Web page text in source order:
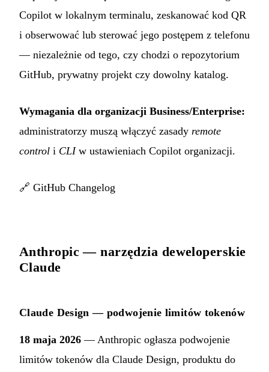
Copilot w lokalnym terminalu, zeskanować kod QR
i obserwować lub sterować jego postępem z telefonu
— niezależnie od tego, czy chodzi o repozytorium
GitHub, prywatny projekt czy dowolny katalog.
Wymagania dla organizacji Business/Enterprise:
administratorzy muszą włączyć zasady remote
control i CLIw ustawieniach Copilot organizacji.
🔗 GitHub Changelog
Anthropic — narzędzia deweloperskie
Claude
Claude Design — podwojenie limitów tokenów
18 maja 2026 — Anthropic ogłasza podwojenie
limitów tokenów dla Claude Design, produktu do